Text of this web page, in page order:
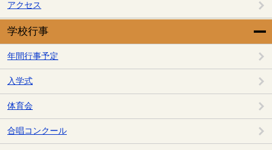
アクセス
学校行事
年間行事予定
入学式
体育会
合唱コンクール